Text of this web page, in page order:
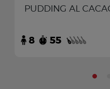
PUDDING AL
8 55